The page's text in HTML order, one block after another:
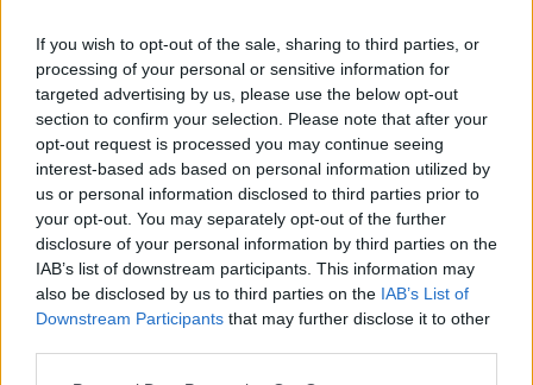
If you wish to opt-out of the sale, sharing to third parties, or
processing of your personal or sensitive information for
targeted advertising by us, please use the below opt-out
section to confirm your selection. Please note that after your
opt-out request is processed you may continue seeing
interest-based ads based on personal information utilized by
us or personal information disclosed to third parties prior to
your opt-out. You may separately opt-out of the further
disclosure of your personal information by third parties on the
IAB’s list of downstream participants. This information may
also be disclosed by us to third parties on the IAB’s List of
Downstream Participants that may further disclose it to other
Ακολουθήστε το E-Radio.gr στο Google News
και μάθετε πρώτοιτα πιο hot νέα.
Εσύ μπήκες στο E-Daily.gr; Τα νέα της ημέρας
και ότι σου κάνει κλικ!
Ακολουθήστε το E-Radio.gr και στο Instagram
ΔΙΑΦΗΜΙΣΗ